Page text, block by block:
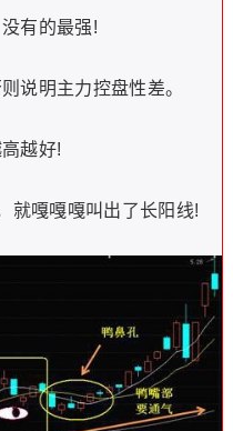
有的最强!
说明主力控盘性差。
越好!
就嘎嘎嘎叫出了长阳线!